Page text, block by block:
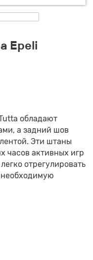
Epeli
обладают
а задний шов
Эти штаны
часов активных игр
отрегулировать